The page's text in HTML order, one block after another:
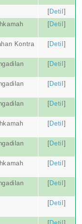
[Detil ]
[Detil ]
Kontra
[Detil ]
[Detil ]
[Detil ]
[Detil ]
[Detil ]
[Detil ]
[Detil ]
[Detil ]
[Detil ]